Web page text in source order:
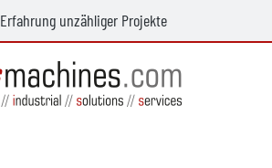
Erfahrung unzähliger Projekte